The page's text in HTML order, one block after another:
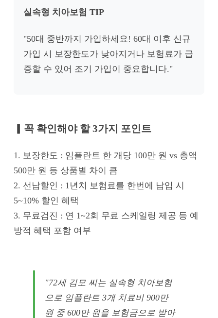
실속형 치아보험 TIP
"50대 중반까지 가입하세요! 60대 이후 신규
가입 시 보장한도가 낮아지거나 보험료가 급
증할 수 있어 조기 가입이 중요합니다."
▎꼭 확인해야 할 3가지 포인트
1. 보장한도 : 임플란트 한 개당 100만 원 vs 총액
500만 원 등 상품별 차이 큼
2. 선납할인 : 1년치 보험료를 한번에 납입 시
5~10% 할인 혜택
3. 무료검진 : 연 1~2회 무료 스케일링 제공 등 예
방적 혜택 포함 여부
"72세 김모 씨는 실속형 치아보험
으로 임플란트 3개 치료비 900만
원 중 600만 원을 보험금으로 받아